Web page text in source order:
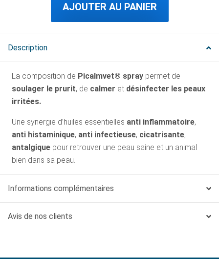
AJOUTER AU PANIER
Description
La composition de Picalmvet® spray permet de
soulager le prurit, de calmer et désinfecter les peaux
irritées.
Une synergie d’huiles essentielles anti inflammatoire,
anti histaminique, anti infectieuse, cicatrisante,
antalgique pour retrouver une peau saine et un animal
bien dans sa peau.
Informations complémentaires
Avis de nos clients